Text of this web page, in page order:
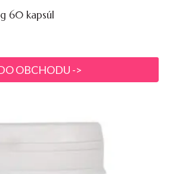
60 kapsúl
OBCHODU ->